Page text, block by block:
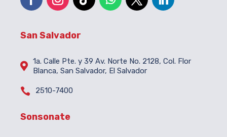
San Salvador
 1a. Calle Pte. y 39 Av. Norte No. 2128, Col. Flor
Blanca, San Salvador, El Salvador
 2510-7400
Sonsonate